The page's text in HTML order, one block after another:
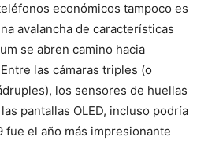
económicos tampoco es
avalancha de características
se abren camino hacia
las cámaras triples (o
los sensores de huellas
pantallas OLED, incluso podría
fue el año más impresionante